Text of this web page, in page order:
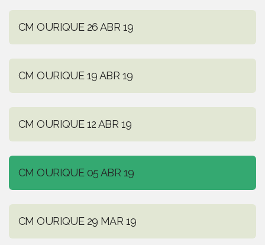
CM OURIQUE 26 ABR 19
CM OURIQUE 19 ABR 19
CM OURIQUE 12 ABR 19
CM OURIQUE 05 ABR 19
CM OURIQUE 29 MAR 19